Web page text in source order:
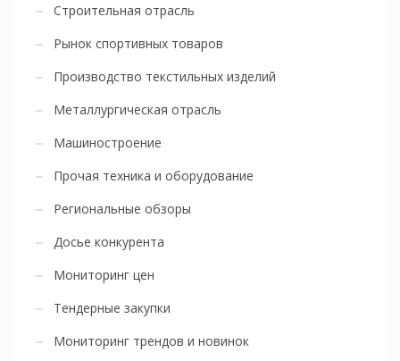
Строительная отрасль
Рынок спортивных товаров
Производство текстильных изделий
Металлургическая отрасль
Машиностроение
Прочая техника и оборудование
Региональные обзоры
Досье конкурента
Мониторинг цен
Тендерные закупки
Мониторинг трендов и новинок